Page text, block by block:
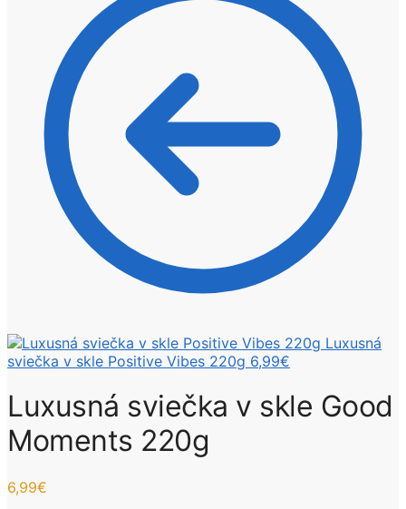
Luxusná
sviečka v skle Positive Vibes 220g 6,99€
Luxusná sviečka v skle Good
Moments 220g
6,99€